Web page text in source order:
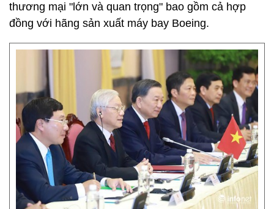
thương mại "lớn và quan trọng" bao gồm cả hợp
đồng với hãng sản xuất máy bay Boeing.